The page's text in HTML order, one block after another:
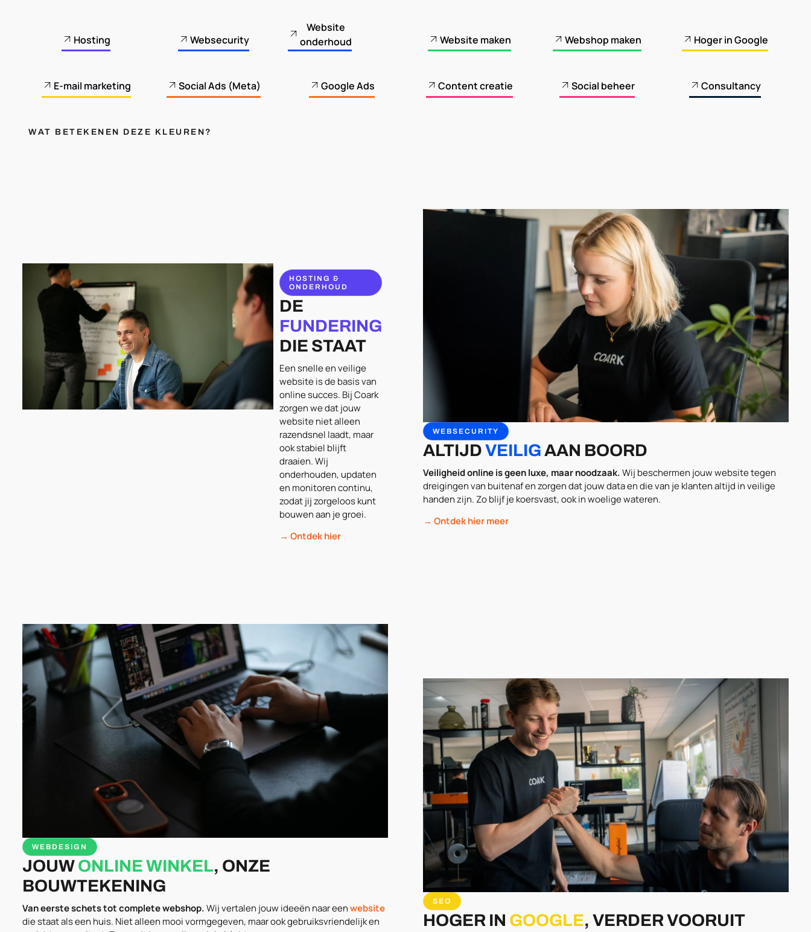
Hosting Websecurity
Website
onderhoud
Website maken Webshop maken Hoger in Google
E-mail marketing Social Ads (Meta) Google Ads Content creatie Social beheer Consultancy
WAT BETEKENEN DEZE KLEUREN?
HOSTING &
ONDERHOUD
DE
FUNDERING
DIE STAAT
Een snelle en veilige
website is de basis van
online succes. Bij Coark
zorgen we dat jouw
website niet alleen
razendsnel laadt, maar
ook stabiel blijft
draaien. Wij
onderhouden, updaten
en monitoren continu,
zodat jij zorgeloos kunt
bouwen aan je groei.
→ Ontdek hier
WEBSECURITY
ALTIJDVEILIGAAN BOORD
Veiligheid online is geen luxe, maar noodzaak.Wij beschermen jouw website tegen
dreigingen van buitenaf en zorgen dat jouw data en die van je klanten altijd in veilige
handen zijn. Zo blijf je koersvast, ook in woelige wateren.
→ Ontdek hier meer
WEBDESIGN
JOUWONLINE WINKEL, ONZE
BOUWTEKENING
Van eerste schets tot complete webshop.Wij vertalen jouw ideeën naar eenwebsite
die staat als een huis. Niet alleen mooi vormgegeven, maar ook gebruiksvriendelijk en
SEO
HOGER IN GOOGLE, VERDER VOORUIT